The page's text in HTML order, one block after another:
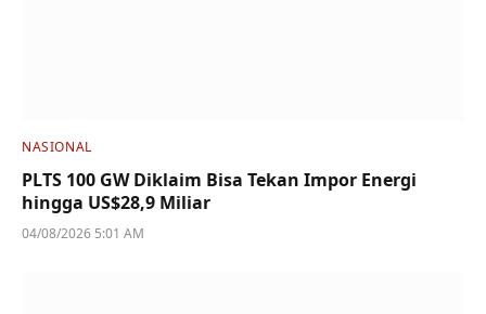
NASIONAL
PLTS 100 GW Diklaim Bisa Tekan Impor Energi
hingga US$28,9 Miliar
04/08/2026 5:01 AM